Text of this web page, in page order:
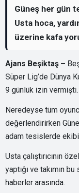
Güneş her gün
Usta hoca,
üzerine kafa
Ajans Beşiktaş –
Süper Lig’de Dünya
9 günlük izin vermişti.
Neredeyse tüm
değerlendirirken
adam tesislerde
Usta çalıştırıcının
yaptığı ve takımın
haberler arasında.